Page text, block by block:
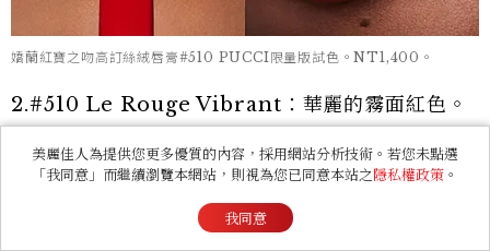
嬌蘭紅寶之吻高訂絲絨唇膏#510 PUCCI限量版試色。NT1,400。
2.#510 Le Rouge Vibrant：華麗的霧面紅色。
OMBRES G高訂深邃四色眼影盤PUCCI限
美麗佳人為提供您更多優質的內容，採用網站分析技術。若您未點選
「我同意」而繼續瀏覽本網站，則視為您已同意本站之隱私權政策 。
我同意